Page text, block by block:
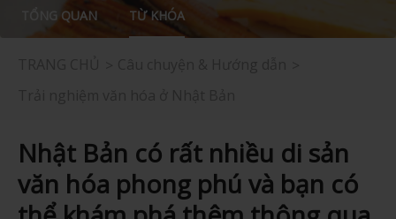
TỔNG QUAN TỪ KHÓA
Nhật Bản có rất nhiều di sản
văn hóa phong phú và bạn có